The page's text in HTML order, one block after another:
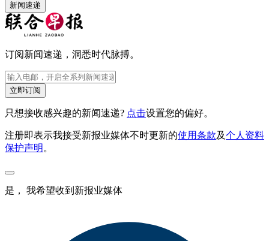
新闻速递
订阅新闻速递，洞悉时代脉搏。
立即订阅
只想接收感兴趣的新闻速递? 点击设置您的偏好。
注册即表示我接受新报业媒体不时更新的使用条款及个人资料
保护声明 。
是， 我希望收到新报业媒体